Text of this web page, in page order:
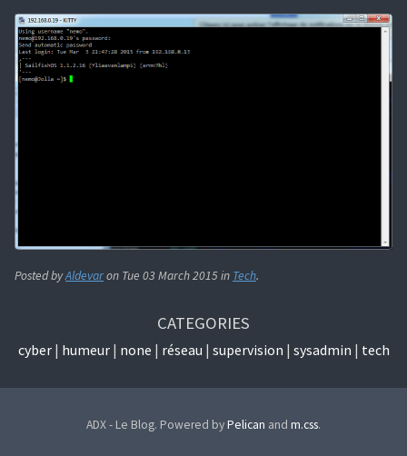
Posted byAldevaron Tue 03 March 2015in Tech.
CATEGORIES
cyber humeur none réseau supervision sysadmin tech
ADX - Le Blog. Powered byPelican and m.css.